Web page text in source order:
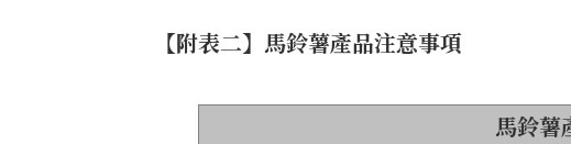
【附表二】馬鈴薯產品注意事項
馬鈴薯